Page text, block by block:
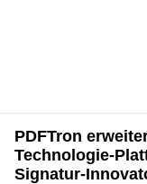
PDFTron
Technologie-
Signatur-